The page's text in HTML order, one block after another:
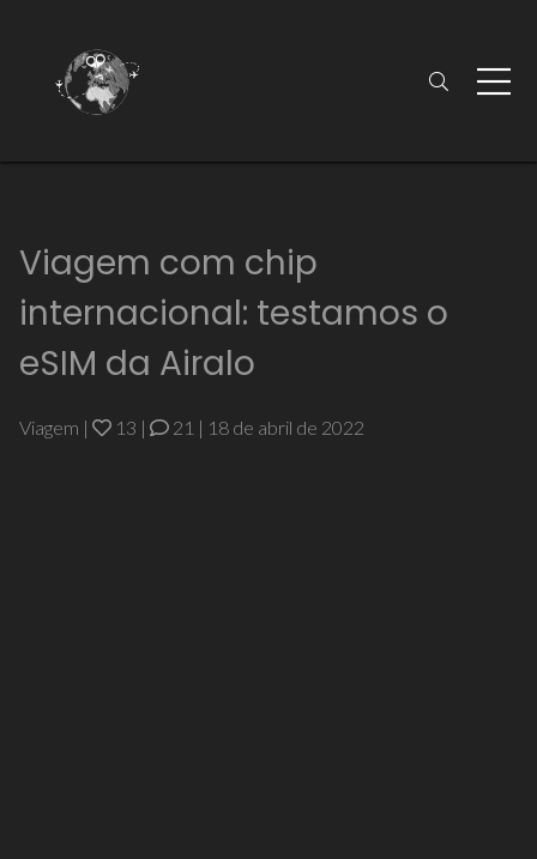
Viagem com chip
internacional: testamos o
eSIM da Airalo
Viagem | 13 | 21 | 18 de abril de 2022